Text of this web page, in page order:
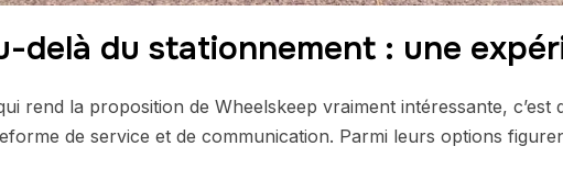
delà du stationnement : une
rend la proposition de Wheelskeep vraiment intéressante,
de service et de communication. Parmi leurs options